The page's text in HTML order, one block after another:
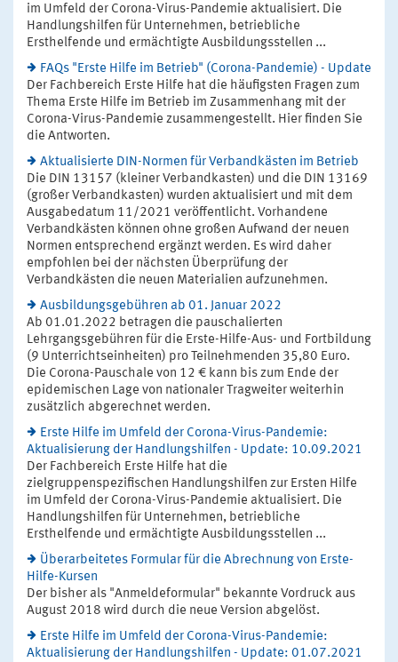
im Umfeld der Corona-Virus-Pandemie aktualisiert. Die
Handlungshilfen für Unternehmen, betriebliche
Ersthelfende und ermächtigte Ausbildungsstellen ...
FAQs "Erste Hilfe im Betrieb" (Corona-Pandemie) - Update
Der Fachbereich Erste Hilfe hat die häufigsten Fragen zum
Thema Erste Hilfe im Betrieb im Zusammenhang mit der
Corona-Virus-Pandemie zusammengestellt. Hier finden Sie
die Antworten.
Aktualisierte DIN-Normen für Verbandkästen im Betrieb
Die DIN 13157 (kleiner Verbandkasten) und die DIN 13169
(großer Verbandkasten) wurden aktualisiert und mit dem
Ausgabedatum 11/2021 veröffentlicht. Vorhandene
Verbandkästen können ohne großen Aufwand der neuen
Normen entsprechend ergänzt werden. Es wird daher
empfohlen bei der nächsten Überprüfung der
Verbandkästen die neuen Materialien aufzunehmen.
Ausbildungsgebühren ab 01. Januar 2022
Ab 01.01.2022 betragen die pauschalierten
Lehrgangsgebühren für die Erste-Hilfe-Aus- und Fortbildung
(9 Unterrichtseinheiten) pro Teilnehmenden 35,80 Euro.
Die Corona-Pauschale von 12 € kann bis zum Ende der
epidemischen Lage von nationaler Tragweiter weiterhin
zusätzlich abgerechnet werden.
Erste Hilfe im Umfeld der Corona-Virus-Pandemie:
Aktualisierung der Handlungshilfen - Update: 10.09.2021
Der Fachbereich Erste Hilfe hat die
zielgruppenspezifischen Handlungshilfen zur Ersten Hilfe
im Umfeld der Corona-Virus-Pandemie aktualisiert. Die
Handlungshilfen für Unternehmen, betriebliche
Ersthelfende und ermächtigte Ausbildungsstellen ...
Überarbeitetes Formular für die Abrechnung von Erste-
Hilfe-Kursen
Der bisher als "Anmeldeformular" bekannte Vordruck aus
August 2018 wird durch die neue Version abgelöst.
Erste Hilfe im Umfeld der Corona-Virus-Pandemie:
Aktualisierung der Handlungshilfen - Update: 01.07.2021